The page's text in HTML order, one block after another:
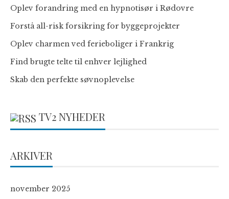
Oplev forandring med en hypnotisør i Rødovre
Forstå all-risk forsikring for byggeprojekter
Oplev charmen ved ferieboliger i Frankrig
Find brugte telte til enhver lejlighed
Skab den perfekte søvnoplevelse
TV2 NYHEDER
ARKIVER
november 2025